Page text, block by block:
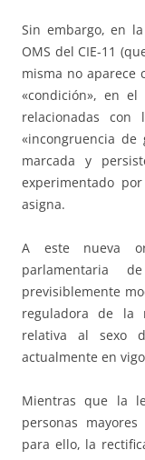
Sin embargo, en
OMS del CIE-11
misma no aparece
«condición», en el
relacionadas con
«incongruencia de
marcada y
experimentado
asigna.
A este nueva
parlamentaria
previsiblemente
reguladora de la
relativa al sexo
actualmente en
Mientras que la
personas
para ello, la